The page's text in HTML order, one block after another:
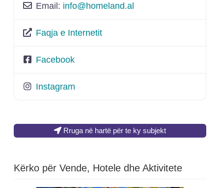
Email: info@homeland.al
Faqja e Internetit
Facebook
Instagram
Rruga në hartë për te ky subjekt
Kërko për Vende, Hotele dhe Aktivitete